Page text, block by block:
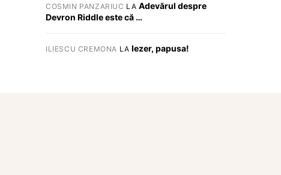
COSMIN PANZARIUC LA Adevărul despre
Devron Riddle este că …
ILIESCU CREMONA LA Iezer, papusa!